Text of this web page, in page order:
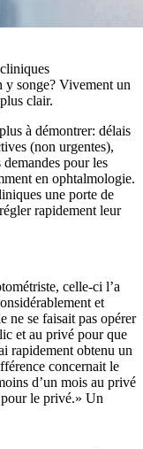
y songe? Vivement un
clair.
à démontrer: délais
(non urgentes),
pour les
en ophtalmologie.
une porte de
rapidement leur
celle-ci l’a
et
ne se faisait pas opérer
et au privé pour que
rapidement obtenu un
concernait le
d’un mois au privé
le privé.» Un